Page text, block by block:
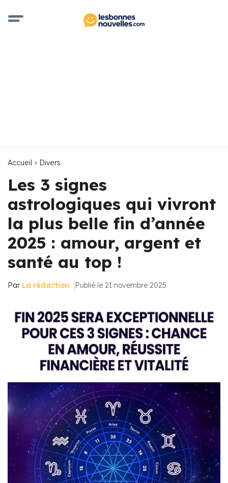
Accueil Divers
Les 3 signes
astrologiques qui vivront
la plus belle fin d’année
2025 : amour, argent et
santé au top !
Par La rédaction Publié le 21 novembre 2025